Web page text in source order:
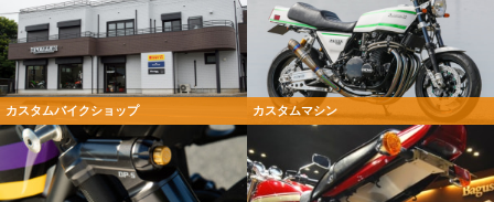
カスタムバイクショップ カスタムマシン